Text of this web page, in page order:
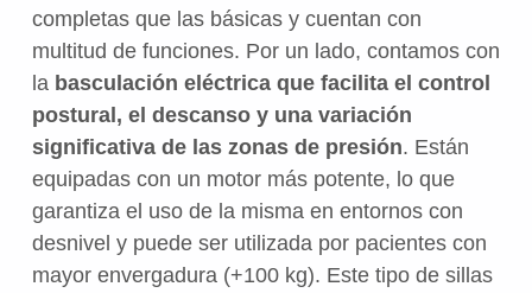
completas que las básicas y cuentan con
multitud de funciones. Por un lado, contamos con
la basculación eléctrica que facilita el control
postural, el descanso y una variación
significativa de las zonas de presión. Están
equipadas con un motor más potente, lo que
garantiza el uso de la misma en entornos con
desnivel y puede ser utilizada por pacientes con
mayor envergadura (+100 kg). Este tipo de sillas